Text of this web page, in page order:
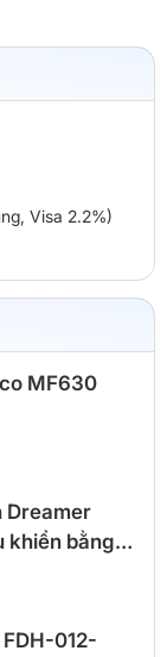
Visa 2.2%)
MF630
Dreamer
khiển bằng
012-